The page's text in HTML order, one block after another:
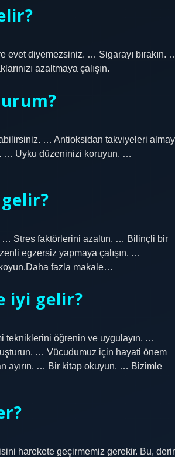
evet diyemezsiniz. … Sigarayı bırakın.
azaltmaya çalışın.
… Antioksidan takviyeleri
… Uyku düzeninizi koruyun. …
gelir?
… Stres faktörlerini azaltın. … Bilinçli bir
egzersiz yapmaya çalışın. …
fazla makale…
iyi gelir?
tekniklerini öğrenin ve uygulayın. …
… Vücudumuz için hayati önem
ayırın. … Bir kitap okuyun. … Bizimle
harekete geçirmemiz gerekir. Bu,